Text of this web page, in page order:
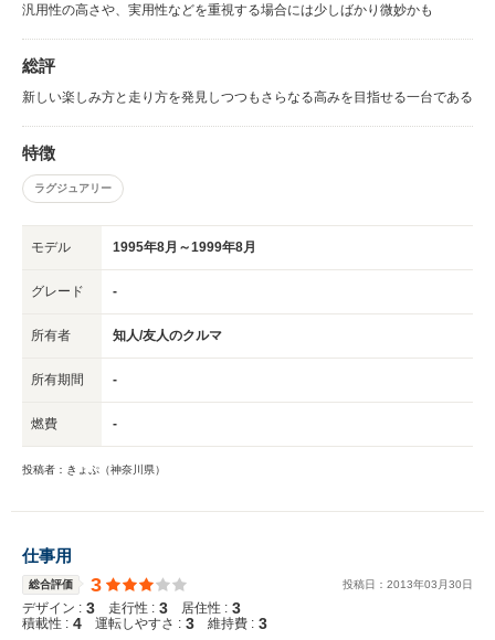
汎用性の高さや、実用性などを重視する場合には少しばかり微妙かも
総評
新しい楽しみ方と走り方を発見しつつもさらなる高みを目指せる一台である
特徴
ラグジュアリー
モデル 1995年8月～1999年8月
グレード -
所有者 知人/友人のクルマ
所有期間 -
燃費 -
投稿者：きょぷ（神奈川県）
仕事用
総合評価 3 投稿日： 2013年03 月30日
デザイン : 3 走行性 : 3 居住性 : 3
積載性 : 4 運転しやすさ : 3 維持費 : 3